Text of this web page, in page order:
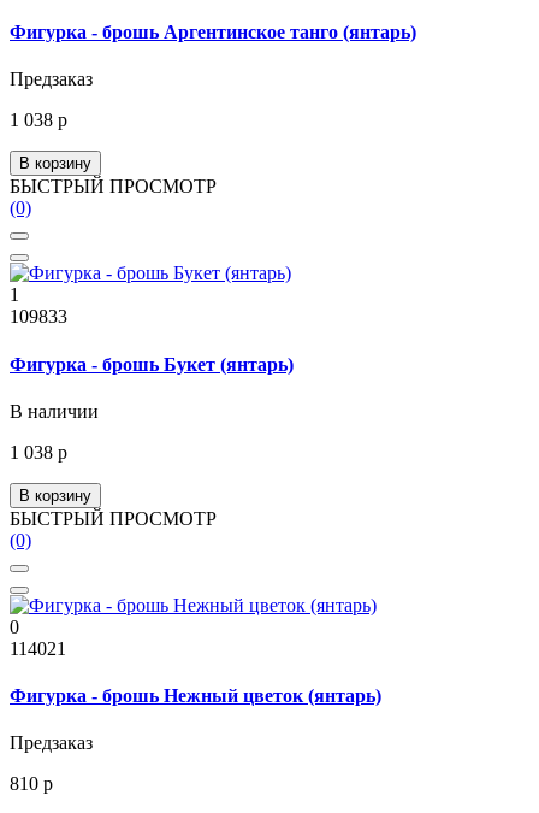
Фигурка - брошь Аргентинское танго (янтарь)
Предзаказ
1 038 р
В корзину
БЫСТРЫЙ ПРОСМОТР
(0)
1
109833
Фигурка - брошь Букет (янтарь)
В наличии
1 038 р
В корзину
БЫСТРЫЙ ПРОСМОТР
(0)
0
114021
Фигурка - брошь Нежный цветок (янтарь)
Предзаказ
810 р